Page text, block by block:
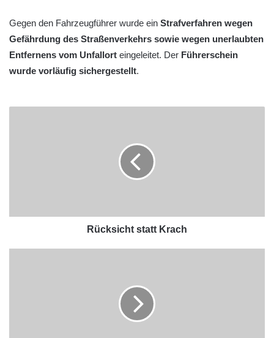
Gegen den Fahrzeugführer wurde ein Strafverfahren wegen
Gefährdung des Straßenverkehrs sowie wegen unerlaubten
Entfernens vom Unfallort eingeleitet. Der Führerschein
wurde vorläufig sichergestellt.
Rücksicht statt Krach